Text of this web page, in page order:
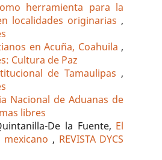
herramienta para la
localidades originarias ,
en Acuña, Coahuila ,
Cultura de Paz
de Tamaulipas ,
Nacional de Aduanas de
libres
De la Fuente, El
, REVISTA DYCS